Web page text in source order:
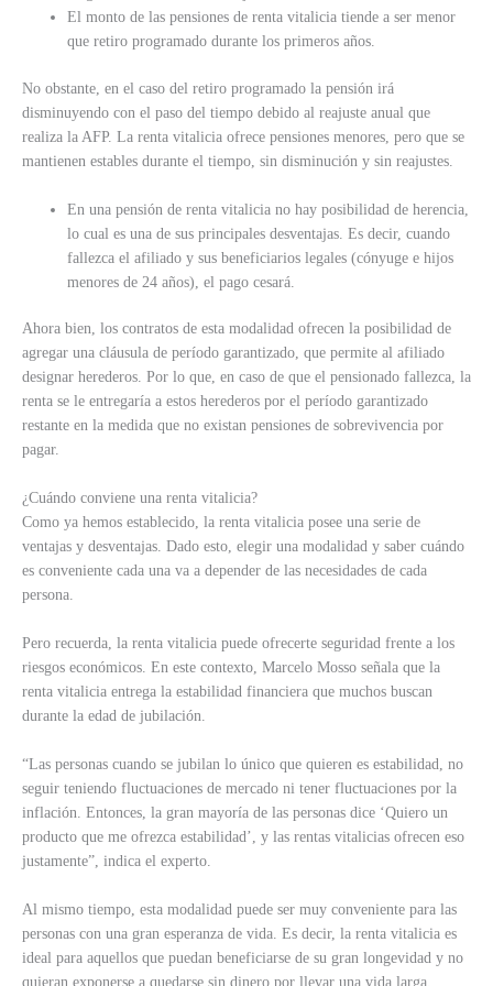
El monto de las pensiones de renta vitalicia tiende a ser menor
que retiro programado durante los primeros años.
No obstante, en el caso del retiro programado la pensión irá
disminuyendo con el paso del tiempo debido al reajuste anual que
realiza la AFP. La renta vitalicia ofrece pensiones menores, pero que se
mantienen estables durante el tiempo, sin disminución y sin reajustes.
En una pensión de renta vitalicia no hay posibilidad de herencia,
lo cual es una de sus principales desventajas. Es decir, cuando
fallezca el afiliado y sus beneficiarios legales (cónyuge e hijos
menores de 24 años), el pago cesará.
Ahora bien, los contratos de esta modalidad ofrecen la posibilidad de
agregar una cláusula de período garantizado, que permite al afiliado
designar herederos. Por lo que, en caso de que el pensionado fallezca, la
renta se le entregaría a estos herederos por el período garantizado
restante en la medida que no existan pensiones de sobrevivencia por
pagar.
¿Cuándo conviene una renta vitalicia?
Como ya hemos establecido, la renta vitalicia posee una serie de
ventajas y desventajas. Dado esto, elegir una modalidad y saber cuándo
es conveniente cada una va a depender de las necesidades de cada
persona.
Pero recuerda, la renta vitalicia puede ofrecerte seguridad frente a los
riesgos económicos. En este contexto, Marcelo Mosso señala que la
renta vitalicia entrega la estabilidad financiera que muchos buscan
durante la edad de jubilación.
“Las personas cuando se jubilan lo único que quieren es estabilidad, no
seguir teniendo fluctuaciones de mercado ni tener fluctuaciones por la
inflación. Entonces, la gran mayoría de las personas dice ‘Quiero un
producto que me ofrezca estabilidad’, y las rentas vitalicias ofrecen eso
justamente”, indica el experto.
Al mismo tiempo, esta modalidad puede ser muy conveniente para las
personas con una gran esperanza de vida. Es decir, la renta vitalicia es
ideal para aquellos que puedan beneficiarse de su gran longevidad y no
quieran exponerse a quedarse sin dinero por llevar una vida larga.